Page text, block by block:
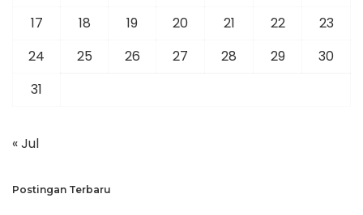
17
18 19 20 21 22
23
24
25 26 27 28 29
30
31
« Jul
Postingan Terbaru